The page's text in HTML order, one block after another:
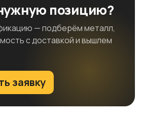
позицию?
— подберём металл,
с доставкой и вышлем
заявку